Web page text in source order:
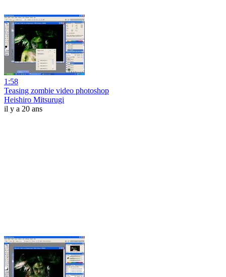
1:58
Teasing zombie video photoshop
Heishiro Mitsurugi
il y a 20 ans